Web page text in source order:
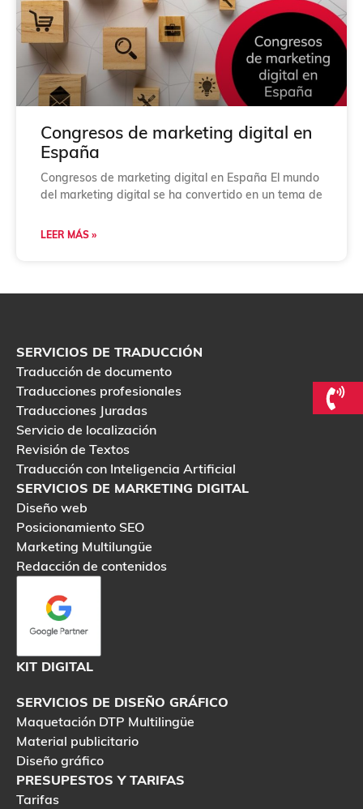
Congresos de marketing digital en
España
Congresos de marketing digital en España El mundo
del marketing digital se ha convertido en un tema de
LEER MÁS »
SERVICIOS DE TRADUCCIÓN
Traducción de documento
Traducciones profesionales
Traducciones Juradas
Servicio de localización
Revisión de Textos
Traducción con Inteligencia Artificial
SERVICIOS DE MARKETING DIGITAL
Diseño web
Posicionamiento SEO
Marketing Multilungüe
Redacción de contenidos
KIT DIGITAL
SERVICIOS DE DISEÑO GRÁFICO
Maquetación DTP Multilingüe
Material publicitario
Diseño gráfico
PRESUPESTOS Y TARIFAS
Tarifas